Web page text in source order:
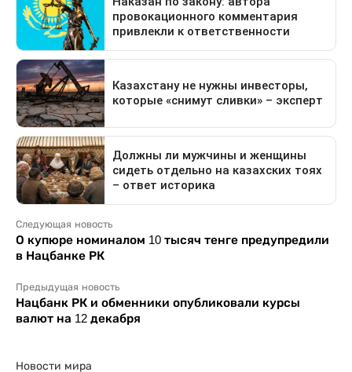
Следующая новость
О купюре номиналом 10 тысяч тенге предупредили
в Нацбанке РК
Предыдущая новость
Нацбанк РК и обменники опубликовали курсы
валют на 12 декабря
Новости мира